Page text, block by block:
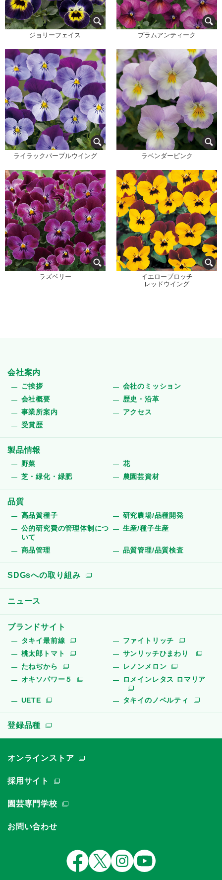
ジョリーフェイス プラムアンティーク
ライラックパープルウイング ラベンダーピンク
ラズベリー
イエローブロッチ
レッドウイング
会社案内
ご挨拶
会社のミッション
会社概要
歴史・沿革
事業所案内
アクセス
受賞歴
製品情報
野菜
花
芝・緑化・緑肥
農園芸資材
品質
高品質種子
研究農場/品種開発
公的研究費の管理体制につ
いて
生産/種子生産
商品管理 品質管理/品質検査
SDGsへの取り組み
ニュース
ブランドサイト
タキイ最前線
ファイトリッチ
桃太郎トマト
サンリッチひまわり
たねぢから
レノンメロン
オキソパワー５
ロメインレタス ロマリア
UETE タキイのノベルティ
登録品種
オンラインストア
採用サイト
園芸専門学校
お問い合わせ